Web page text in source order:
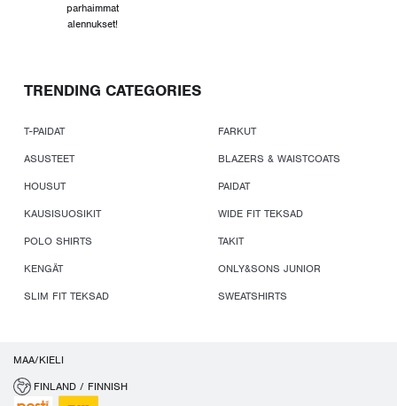
parhaimmat
alennukset!
TRENDING CATEGORIES
T-PAIDAT
FARKUT
ASUSTEET
BLAZERS & WAISTCOATS
HOUSUT
PAIDAT
KAUSISUOSIKIT
WIDE FIT TEKSAD
POLO SHIRTS
TAKIT
KENGÄT
ONLY&SONS JUNIOR
SLIM FIT TEKSAD
SWEATSHIRTS
MAA/KIELI
FINLAND / FINNISH